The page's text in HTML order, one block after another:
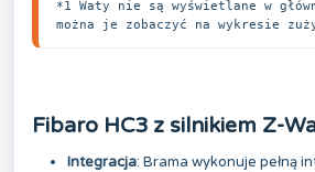
*1 Waty nie są wyświetlane w
można je zobaczyć na wykresie
Fibaro HC3 z silnikiem Z-
Integracja: Brama wykonuje pełną